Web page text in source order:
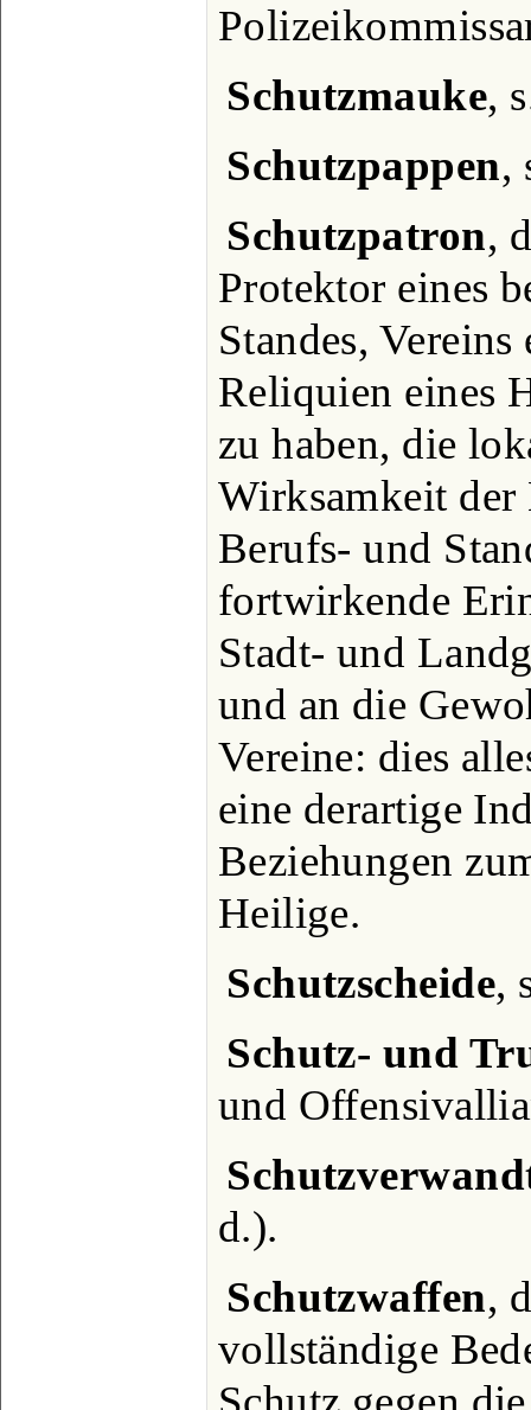
Schutzmauke,
Schutzpappen,
Schutzpatron,
Protektor eines
Standes,
Reliquien eines
zu haben, die
Wirksamkeit
Berufs- und
fortwirkende
Stadt- und
und an die
Vereine: dies
eine derartige
Beziehungen
Heilige.
Schutzscheide,
Schutz- und
und
d.).
Schutzwaffen,
vollständige